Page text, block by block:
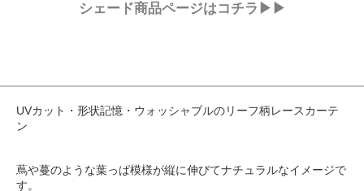
シェード商品ページはコチラ▶▶
UVカット・形状記憶・ウォッシャブルのリーフ柄レースカーテ
ン
蔦や蔓のような葉っぱ模様が縦に伸びてナチュラルなイメージで
す。